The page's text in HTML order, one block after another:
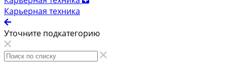
Карьерная техника
Уточните подкатегорию